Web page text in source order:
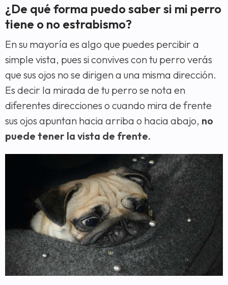
¿De qué forma puedo saber si mi perro
tiene o no estrabismo?
En su mayoría es algo que puedes percibir a
simple vista, pues si convives con tu perro verás
que sus ojos no se dirigen a una misma dirección.
Es decir la mirada de tu perro se nota en
diferentes direcciones o cuando mira de frente
sus ojos apuntan hacia arriba o hacia abajo, no
puede tener la vista de frente.